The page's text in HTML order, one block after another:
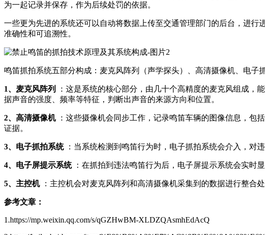
为一起记录并保存，作为后续处罚的依据。
一些更为先进的系统还可以自动将数据上传至交通管理部门的后台，进
准确性和可追溯性。
鸣笛抓拍系统五部分构成：麦克风阵列（声学探头）、高清摄像机、电子
1、麦克风阵列 ‌
：这是系统的核心部分，由几十个高精度的麦克风组成
据声音的强度、频率等特征，判断出声音的来源方向和位置‌。
2、高清摄像机：这些摄像机会同步工作，记录鸣笛车辆的图像信息，包
证据‌。
3、电子抓拍系统：当系统检测到鸣笛行为时，电子抓拍系统会介入，对
4、电子屏提示系统：在抓拍到违法鸣笛行为后，电子屏提示系统会实时
5、主控机：主控机会对麦克风阵列和高清摄像机采集到的数据进行整合
参考文章：
1.https://mp.weixin.qq.com/s/qGZHwBM-XLDZQAsmhEdAcQ